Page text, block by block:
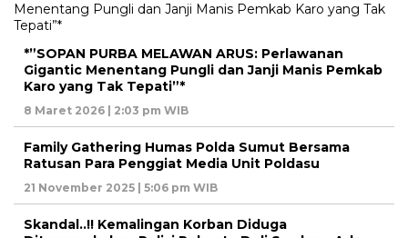
*”SOPAN PURBA MELAWAN ARUS: Perlawanan
Gigantic Menentang Pungli dan Janji Manis Pemkab
Karo yang Tak Tepati”*
8 Maret 2026 | 2:03 pm WIB
Family Gathering Humas Polda Sumut Bersama
Ratusan Para Penggiat Media Unit Poldasu
21 November 2025 | 5:06 pm WIB
Skandal..!! Kemalingan Korban Diduga